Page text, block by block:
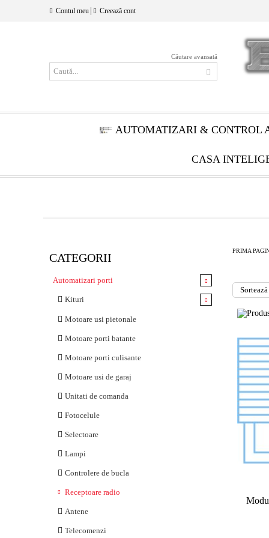
Contul meu Creează cont
Căutare avansată
AUTOMATIZARI & CONTROL
CASA
CATEGORII
Automatizari porti
Kituri
Kituri pentru porti batante
Kituri pentru porti culisante
Kituri pentru usi de garaj
Comenzi radio
Kituri pentru porti pietonale
Motoare usi pietonale
Motoare porti batante
Motoare porti culisante
Motoare usi de garaj
Unitati de comanda
Fotocelule
Selectoare
Lampi
Controlere de bucla
Receptoare radio
Antene
Telecomenzi
PRIMA